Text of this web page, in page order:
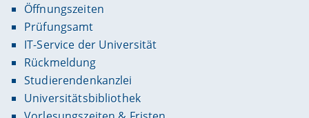
Öffnungszeiten
Prüfungsamt
IT-Service der Universität
Rückmeldung
Studierendenkanzlei
Universitätsbibliothek